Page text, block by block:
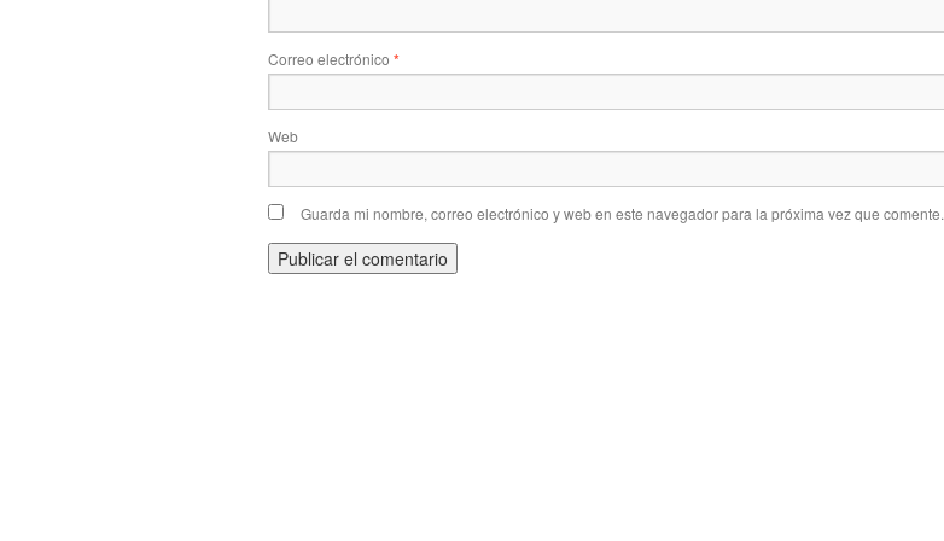
Correo electrónico *
Web
Guarda mi nombre, correo electrónico y web en este navegador para la próxima vez que comente.